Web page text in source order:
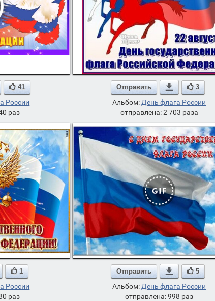
 41
России
раз
Отправить  3
Альбом: День флага России
отправлена: 2 703 раза
 1
России
раз
Отправить  5
Альбом: День флага России
отправлена: 998 раз